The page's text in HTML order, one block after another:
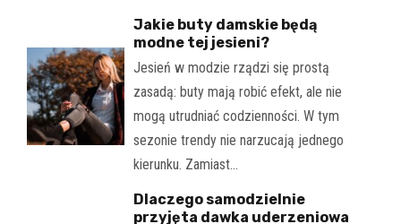
Jakie buty damskie będą
modne tej jesieni?
Jesień w modzie rządzi się prostą
zasadą: buty mają robić efekt, ale nie
mogą utrudniać codzienności. W tym
sezonie trendy nie narzucają jednego
kierunku. Zamiast…
Dlaczego samodzielnie
przyjęta dawka uderzeniowa